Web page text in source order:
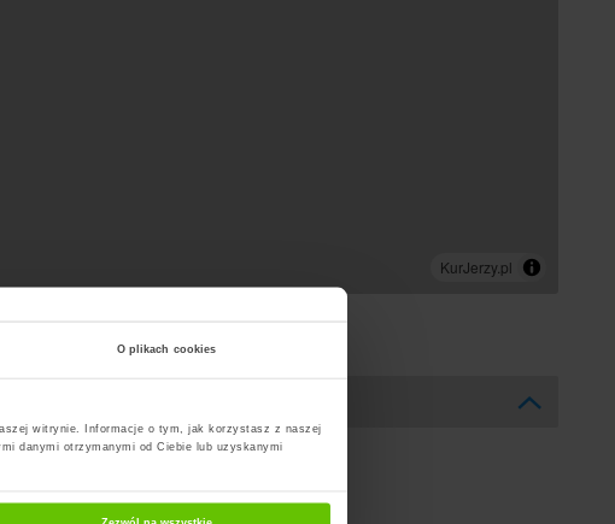
O plikach cookies
witrynie. Informacje o tym, jak korzystasz z naszej
danymi otrzymanymi od Ciebie lub uzyskanymi